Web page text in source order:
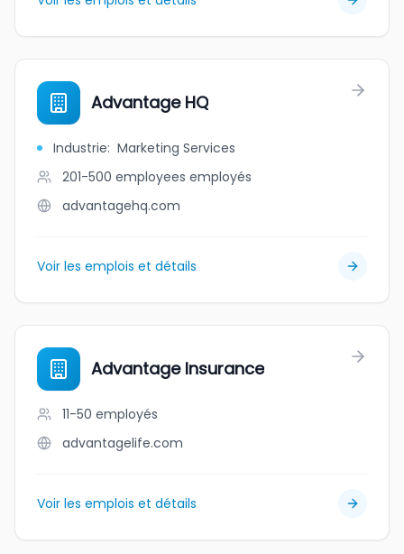
Advantage HQ
Industrie: Marketing Services
201-500 employees employés
advantagehq.com
Voir les emplois et détails
Advantage Insurance
11-50 employés
advantagelife.com
Voir les emplois et détails